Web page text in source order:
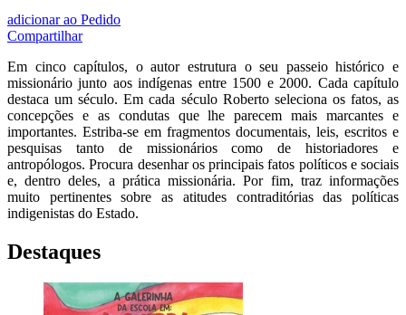
adicionar ao Pedido
Compartilhar
Em cinco capítulos, o autor estrutura o seu passeio histórico e
missionário junto aos indígenas entre 1500 e 2000. Cada capítulo
destaca um século. Em cada século Roberto seleciona os fatos, as
concepções e as condutas que lhe parecem mais marcantes e
importantes. Estriba-se em fragmentos documentais, leis, escritos e
pesquisas tanto de missionários como de historiadores e
antropólogos. Procura desenhar os principais fatos políticos e sociais
e, dentro deles, a prática missionária. Por fim, traz informações
muito pertinentes sobre as atitudes contraditórias das políticas
indigenistas do Estado.
Destaques